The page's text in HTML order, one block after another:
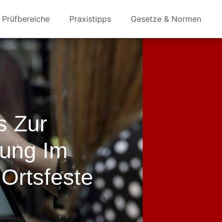
Prüfbereiche Praxistipps Gesetze & Normen
Zur
Im